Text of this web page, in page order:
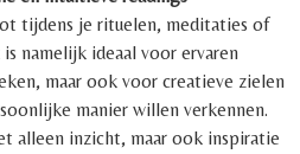
tijdens je rituelen, meditaties of
namelijk ideaal voor ervaren
maar ook voor creatieve zielen
manier willen verkennen.
alleen inzicht, maar ook inspiratie